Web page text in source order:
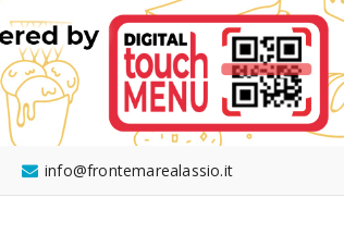
info@frontemarealassio.it